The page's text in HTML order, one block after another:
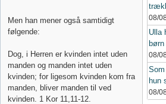
Men han mener også samtidigt
følgende:
Dog, i Herren er kvinden intet uden
manden og manden intet uden
kvinden; for ligesom kvinden kom fra
manden, bliver manden til ved
kvinden. 1 Kor 11,11-12.
08/
Ulla
08/
hun
08/